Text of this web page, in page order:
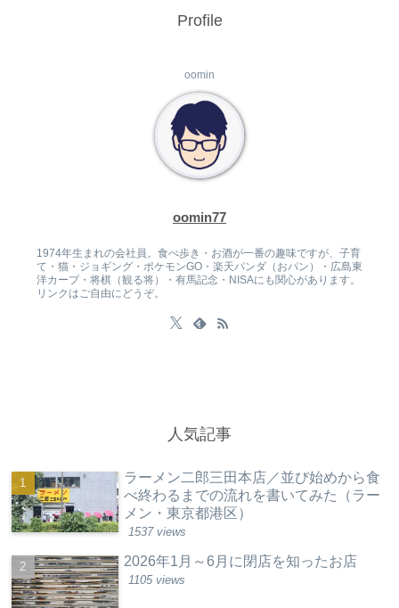
Profile
oomin
oomin77
1974年生まれの会社員。食べ歩き・お酒が一番の趣味ですが、子育
て・猫・ジョギング・ポケモンGO・楽天パンダ（おパン）・広島東
洋カープ・将棋（観る将）・有馬記念・NISAにも関心があります。
リンクはご自由にどうぞ。
人気記事
ラーメン二郎三田本店／並び始めから食
べ終わるまでの流れを書いてみた（ラー
メン・東京都港区）
1537 views
2026年1月～6月に閉店を知ったお店
1105 views